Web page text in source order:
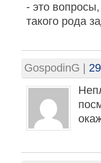
- это
такого рода
GospodinG |